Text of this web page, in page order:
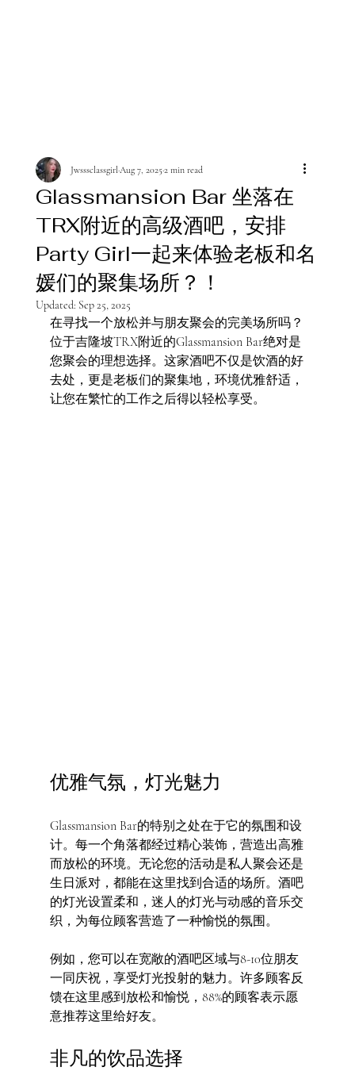
Glassmansion Bar 坐落在
TRX附近的高级酒吧，安排
Party Girl一起来体验老板和名
媛们的聚集场所？！
JwsssclassgirlAug 7, 20252 min read
Updated: Sep 25, 2025
在寻找一个放松并与朋友聚会的完美场所吗？
位于吉隆坡TRX附近的Glassmansion Bar绝对是
您聚会的理想选择。这家酒吧不仅是饮酒的好
去处，更是老板们的聚集地，环境优雅舒适，
让您在繁忙的工作之后得以轻松享受。
优雅气氛，灯光魅力
Glassmansion Bar的特别之处在于它的氛围和设
计。每一个角落都经过精心装饰，营造出高雅
而放松的环境。无论您的活动是私人聚会还是
生日派对，都能在这里找到合适的场所。酒吧
的灯光设置柔和，迷人的灯光与动感的音乐交
织，为每位顾客营造了一种愉悦的氛围。
例如，您可以在宽敞的酒吧区域与8-10位朋友
一同庆祝，享受灯光投射的魅力。许多顾客反
馈在这里感到放松和愉悦，88%的顾客表示愿
意推荐这里给好友。
非凡的饮品选择